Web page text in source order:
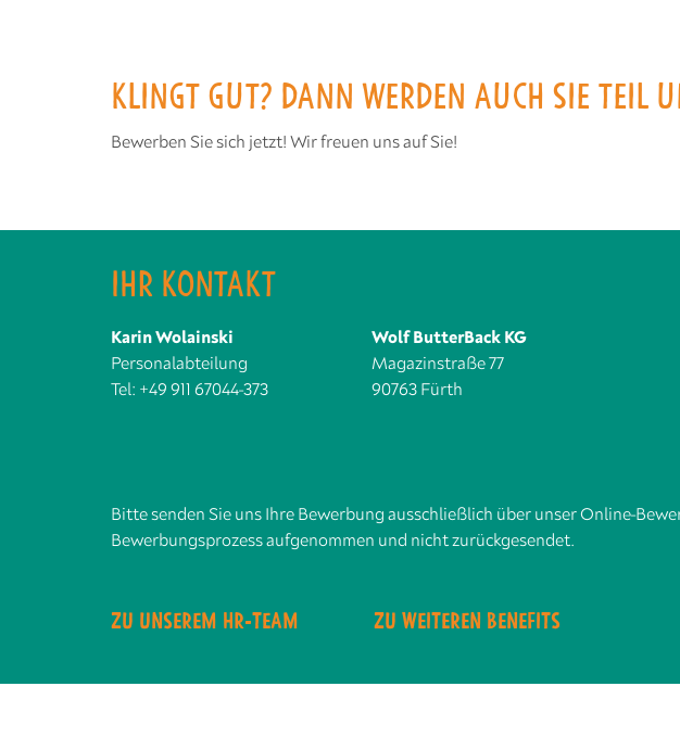
KLINGT GUT? DANN WERDEN AUCH SIE TEIL
Bewerben Sie sich jetzt! Wir freuen uns auf Sie!
IHR KONTAKT
Karin Wolainski
Personalabteilung
Tel: +49 911 67044-373
Wolf ButterBack KG
Magazinstraße 77
90763 Fürth
Bitte senden Sie uns Ihre Bewerbung ausschließlich über unser Online-
Bewerbungsprozess aufgenommen und nicht zurückgesendet.
ZU UNSEREM HR-TEAM ZU WEITEREN BENEFITS